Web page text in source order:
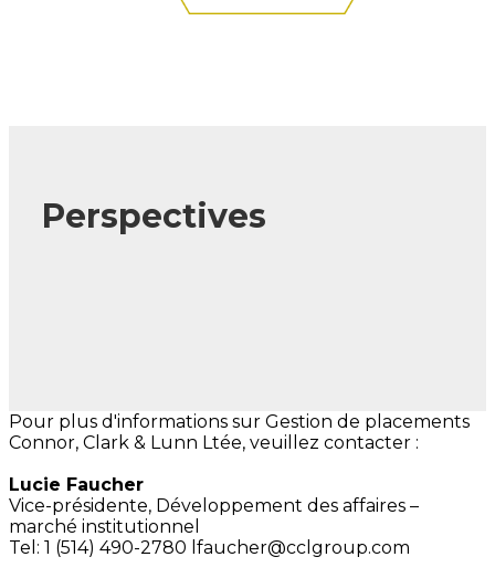
Perspectives
Pour plus d'informations sur Gestion de placements
Connor, Clark & Lunn Ltée, veuillez contacter :
Lucie Faucher
Vice-présidente, Développement des affaires –
marché institutionnel
Tel: 1 (514) 490-2780 lfaucher@cclgroup.com